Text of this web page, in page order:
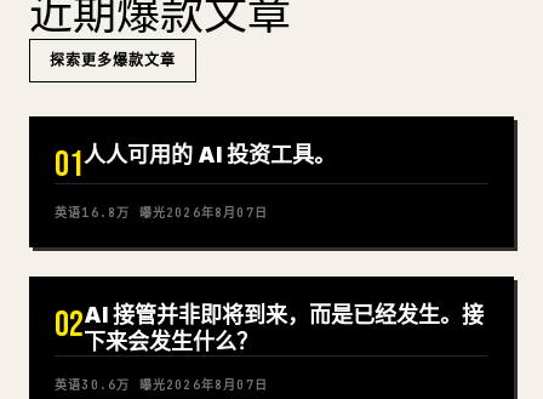
近期爆款文章
探索更多爆款文章
01人人可用的 AI 投资工具。
英语16.8万 曝光2026年8月07日
02AI 接管并非即将到来，而是已经发生。接
下来会发生什么？
英语30.6万 曝光2026年8月07日